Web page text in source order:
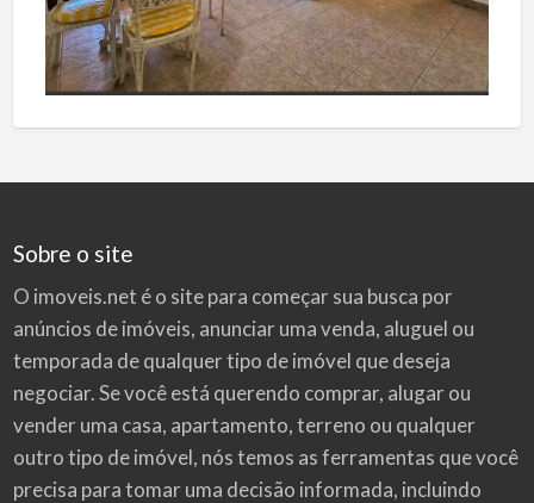
Sobre o site
O imoveis.net é o site para começar sua busca por
anúncios de imóveis, anunciar uma venda, aluguel ou
temporada de qualquer tipo de imóvel que deseja
negociar. Se você está querendo comprar, alugar ou
vender uma casa, apartamento, terreno ou qualquer
outro tipo de imóvel, nós temos as ferramentas que você
precisa para tomar uma decisão informada, incluindo